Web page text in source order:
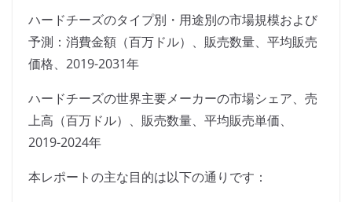
ハードチーズのタイプ別・用途別の市場規模および
予測：消費金額（百万ドル）、販売数量、平均販売
価格、2019-2031年
ハードチーズの世界主要メーカーの市場シェア、売
上高（百万ドル）、販売数量、平均販売単価、
2019-2024年
本レポートの主な目的は以下の通りです：